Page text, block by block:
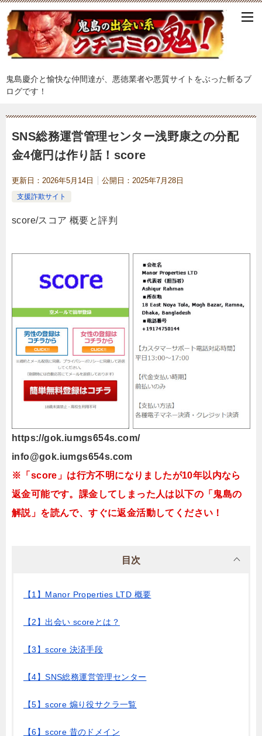
鬼島慶介と愉快な仲間達が、悪徳業者や悪質サイトをぶった斬るブ
ログです！
SNS総務運営管理センター浅野康之の分配
金4億円は作り話！score
更新日： 2026年5月14日 公開日： 2025年7月28日
支援詐欺サイト
score/スコア 概要と評判
https://gok.iumgs654s.com/
info@gok.iumgs654s.com
※「score」は行方不明になりましたが10年以内なら
返金可能です。課金してしまった人は以下の「鬼島の
解説」を読んで、すぐに返金活動してください！
目次
【1】Manor Properties LTD 概要
【2】出会い scoreとは？
【3】score 決済手段
【4】SNS総務運営管理センター
【5】score 煽り役サクラ一覧
【6】score 昔のドメイン